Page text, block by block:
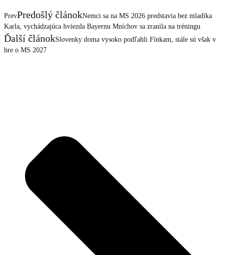
PrevPredošlý článokNemci sa na MS 2026 predstavia bez mladíka
Karla, vychádzajúca hviezda Bayernu Mníchov sa zranila na tréningu
Ďalší článokSlovenky doma vysoko podľahli Fínkam, stále sú však v
hre o MS 2027